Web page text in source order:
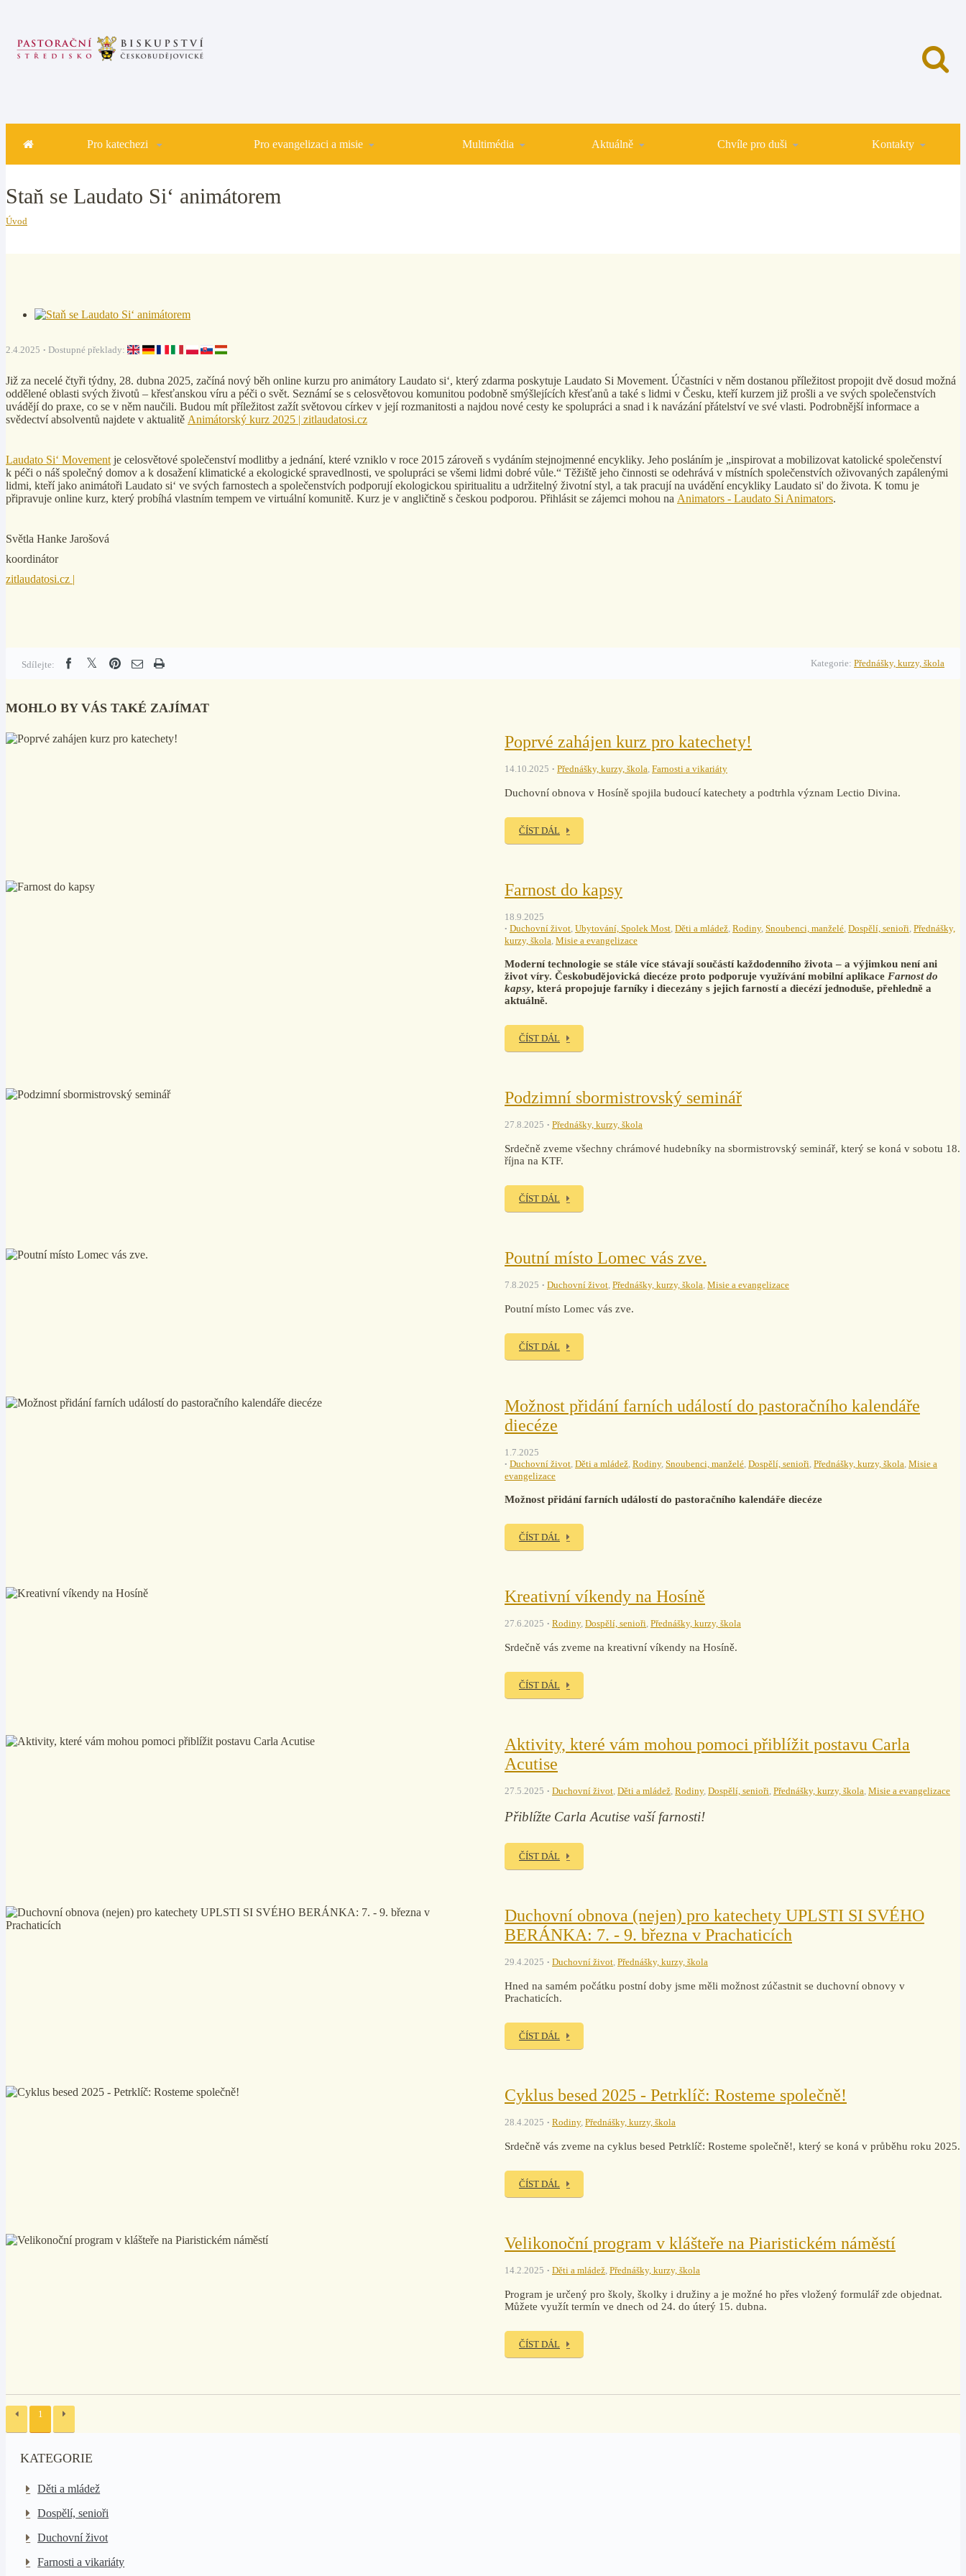
Pro katechezi Pro evangelizaci a misie Multimédia Aktuálně Chvíle pro duši Kontakty
Staň se Laudato Si‘ animátorem
Úvod
2.4.2025 Dostupné překlady:
Již za necelé čtyři týdny, 28. dubna 2025, začíná nový běh online kurzu pro animátory Laudato si‘, který zdarma poskytuje Laudato Si Movement. Účastníci v něm dostanou příležitost propojit dvě dosud možná
oddělené oblasti svých životů – křesťanskou víru a péči o svět. Seznámí se s celosvětovou komunitou podobně smýšlejících křesťanů a také s lidmi v Česku, kteří kurzem již prošli a ve svých společenstvích
uvádějí do praxe, co se v něm naučili. Budou mít příležitost zažít světovou církev v její rozmanitosti a najdou nové cesty ke spolupráci a snad i k navázání přátelství ve své vlasti. Podrobnější informace a
svědectví absolventů najdete v aktualitě Animátorský kurz 2025 | zitlaudatosi.cz
Laudato Si‘ Movement je celosvětové společenství modlitby a jednání, které vzniklo v roce 2015 zároveň s vydáním stejnojmenné encykliky. Jeho posláním je „inspirovat a mobilizovat katolické společenství
k péči o náš společný domov a k dosažení klimatické a ekologické spravedlnosti, ve spolupráci se všemi lidmi dobré vůle.“ Těžiště jeho činnosti se odehrává v místních společenstvích oživovaných zapálenými
lidmi, kteří jako animátoři Laudato si‘ ve svých farnostech a společenstvích podporují ekologickou spiritualitu a udržitelný životní styl, a tak pracují na uvádění encykliky Laudato si' do života. K tomu je
připravuje online kurz, který probíhá vlastním tempem ve virtuální komunitě. Kurz je v angličtině s českou podporou. Přihlásit se zájemci mohou na Animators - Laudato Si Animators.
Světla Hanke Jarošová
koordinátor
zitlaudatosi.cz |
Sdílejte: Kategorie: Přednášky, kurzy, škola
MOHLO BY VÁS TAKÉ ZAJÍMAT
Poprvé zahájen kurz pro katechety!
14.10.2025 Přednášky, kurzy, škola, Farnosti a vikariáty
Duchovní obnova v Hosíně spojila budoucí katechety a podtrhla význam Lectio Divina.
ČÍST DÁL
Farnost do kapsy
18.9.2025
Duchovní život, Ubytování, Spolek Most, Děti a mládež, Rodiny, Snoubenci, manželé, Dospělí, senioři, Přednášky,
kurzy, škola, Misie a evangelizace
Moderní technologie se stále více stávají součástí každodenního života – a výjimkou není ani
život víry. Českobudějovická diecéze proto podporuje využívání mobilní aplikace Farnost do
kapsy, která propojuje farníky i diecezány s jejich farností a diecézí jednoduše, přehledně a
aktuálně.
ČÍST DÁL
Podzimní sbormistrovský seminář
27.8.2025 Přednášky, kurzy, škola
Srdečně zveme všechny chrámové hudebníky na sbormistrovský seminář, který se koná v sobotu 18.
října na KTF.
ČÍST DÁL
Poutní místo Lomec vás zve.
7.8.2025 Duchovní život, Přednášky, kurzy, škola, Misie a evangelizace
Poutní místo Lomec vás zve.
ČÍST DÁL
Možnost přidání farních událostí do pastoračního kalendáře
diecéze
1.7.2025
Duchovní život, Děti a mládež, Rodiny, Snoubenci, manželé, Dospělí, senioři, Přednášky, kurzy, škola, Misie a
evangelizace
Možnost přidání farních událostí do pastoračního kalendáře diecéze
ČÍST DÁL
Kreativní víkendy na Hosíně
27.6.2025 Rodiny, Dospělí, senioři, Přednášky, kurzy, škola
Srdečně vás zveme na kreativní víkendy na Hosíně.
ČÍST DÁL
Aktivity, které vám mohou pomoci přiblížit postavu Carla
Acutise
27.5.2025 Duchovní život, Děti a mládež, Rodiny, Dospělí, senioři, Přednášky, kurzy, škola, Misie a evangelizace
Přiblížte Carla Acutise vaší farnosti!
ČÍST DÁL
Duchovní obnova (nejen) pro katechety UPLSTI SI SVÉHO
BERÁNKA: 7. - 9. března v Prachaticích
29.4.2025 Duchovní život, Přednášky, kurzy, škola
Hned na samém počátku postní doby jsme měli možnost zúčastnit se duchovní obnovy v
Prachaticích.
ČÍST DÁL
Cyklus besed 2025 - Petrklíč: Rosteme společně!
28.4.2025 Rodiny, Přednášky, kurzy, škola
Srdečně vás zveme na cyklus besed Petrklíč: Rosteme společně!, který se koná v průběhu roku 2025.
ČÍST DÁL
Velikonoční program v klášteře na Piaristickém náměstí
14.2.2025 Děti a mládež, Přednášky, kurzy, škola
Program je určený pro školy, školky i družiny a je možné ho přes vložený formulář zde objednat.
Můžete využít termín ve dnech od 24. do úterý 15. dubna.
ČÍST DÁL
1
KATEGORIE
Děti a mládež
Dospělí, senioři
Duchovní život
Farnosti a vikariáty